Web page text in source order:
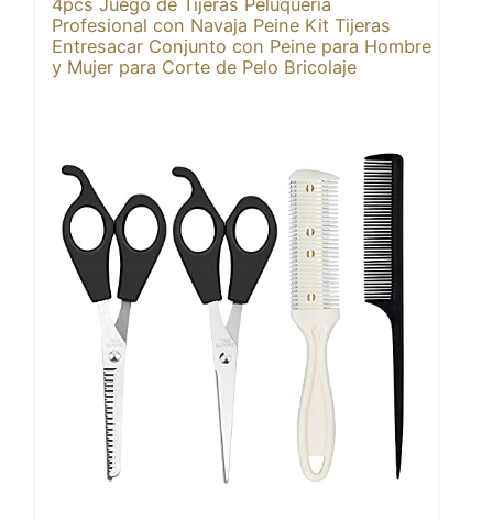
Profesional con Navaja Peine Kit Tijeras
Entresacar Conjunto con Peine para Hombre
y Mujer para Corte de Pelo Bricolaje